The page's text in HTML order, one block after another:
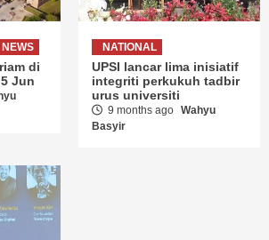
NEWS
di
Jun
NATIONAL
UPSI lancar lima inisiatif
integriti perkukuh tadbir
urus universiti
9 months ago Wahyu
Basyir